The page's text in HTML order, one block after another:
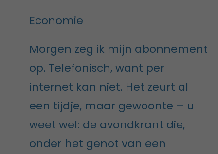
Economie
Morgen zeg ik mijn abonnement
op. Telefonisch, want per
internet kan niet. Het zeurt al
een tijdje, maar gewoonte – u
weet wel: de avondkrant die,
onder het genot van een